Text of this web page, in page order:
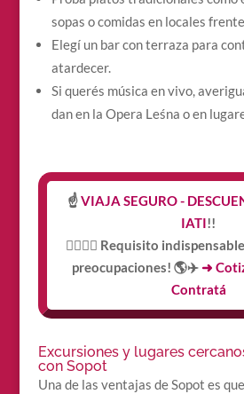
sopas o comidas en locales
Elegí un bar con terraza para
atardecer.
Si querés música en vivo,
dan en la Opera Leśna o en
☝️VIAJA SEGURO -
IATI!!
👩‍⚕️👨‍⚕️ Requisito
preocupaciones! 🌎✈️ ➜
Contratá
Excursiones y lugares
con Sopot
Una de las ventajas de Sopot es